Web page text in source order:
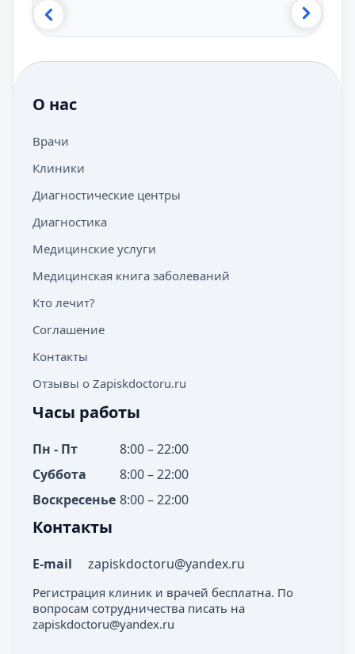
О нас
Врачи
Клиники
Диагностические центры
Диагностика
Медицинские услуги
Медицинская книга заболеваний
Кто лечит?
Соглашение
Контакты
Отзывы о Zapiskdoctoru.ru
Часы работы
Пн - Пт
8:00 – 22:00
Суббота
8:00 – 22:00
Воскресенье 8:00 – 22:00
Контакты
E-mail zapiskdoctoru@yandex.ru
Регистрация клиник и врачей бесплатна. По
вопросам сотрудничества писать на
zapiskdoctoru@yandex.ru